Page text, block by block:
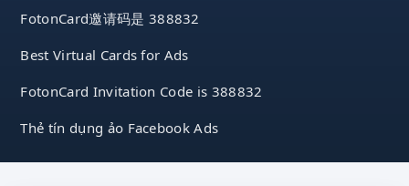
FotonCard邀请码是 388832
Best Virtual Cards for Ads
FotonCard Invitation Code is 388832
Thẻ tín dụng ảo Facebook Ads